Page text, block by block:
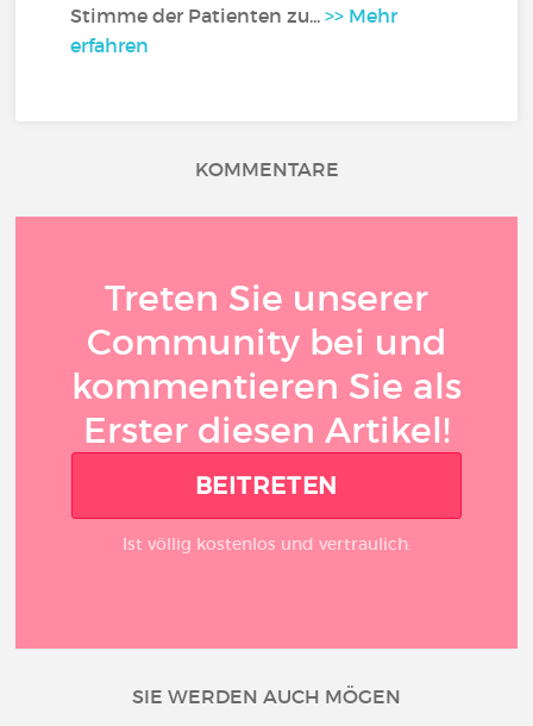
Stimme der Patienten zu...>> Mehr
erfahren
KOMMENTARE
Treten Sie unserer
Community bei und
kommentieren Sie als
Erster diesen Artikel!
BEITRETEN
Ist völlig kostenlos und vertraulich.
SIE WERDEN AUCH MÖGEN